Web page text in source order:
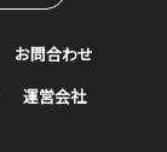
お問合わせ
運営会社